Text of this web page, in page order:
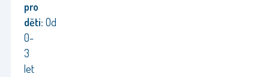
pro
děti: Od
0-
3
let